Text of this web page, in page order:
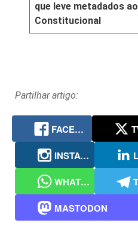
que leve metadados ao
Constitucional
Partilhar artigo:
FACEBOOK
INSTAGRAM
WHATSAPP
MASTODON